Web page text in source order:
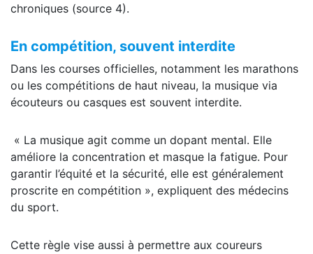
chroniques (source 4).
En compétition, souvent interdite
Dans les courses officielles, notamment les marathons
ou les compétitions de haut niveau, la musique via
écouteurs ou casques est souvent interdite.
« La musique agit comme un dopant mental. Elle
améliore la concentration et masque la fatigue. Pour
garantir l’équité et la sécurité, elle est généralement
proscrite en compétition », expliquent des médecins
du sport.
Cette règle vise aussi à permettre aux coureurs